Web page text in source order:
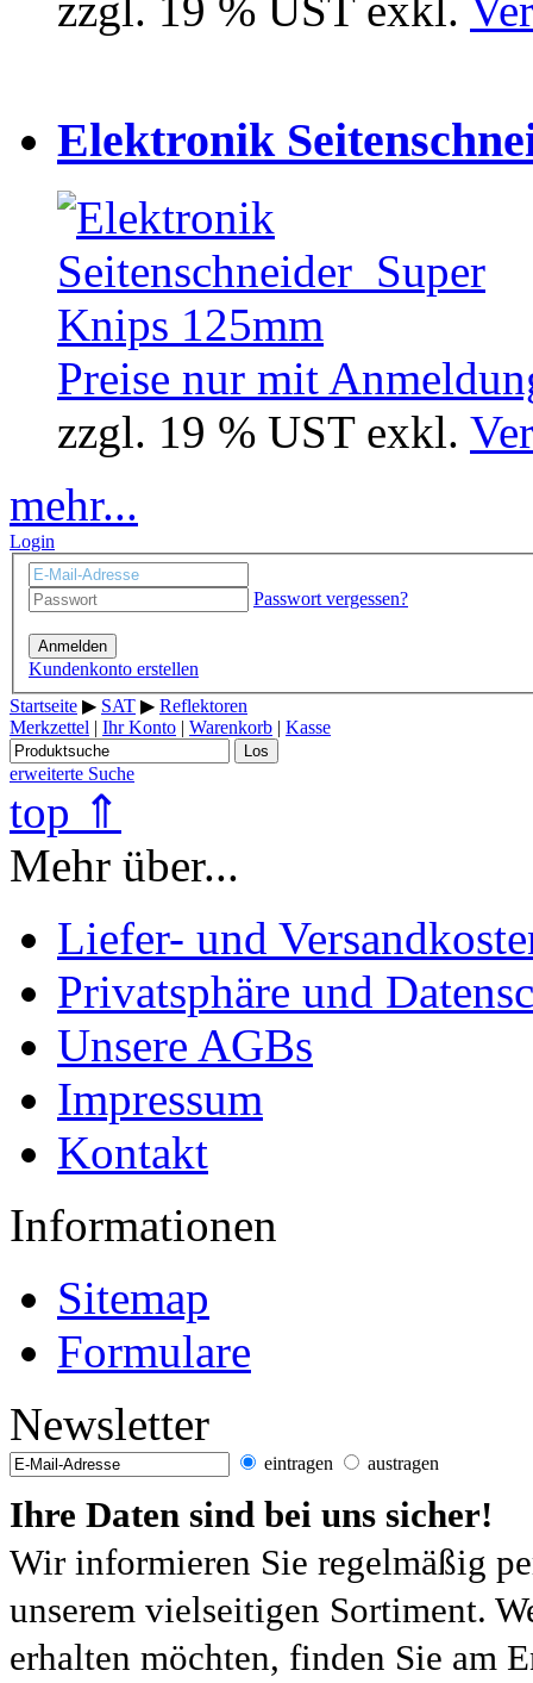
Elektronik
Preise nur mit
zzgl. 19 % UST exkl.
mehr...
Login
Passwort vergessen?
Anmelden
Kundenkonto erstellen
Startseite ▶ SAT ▶ Reflektoren
Merkzettel | Ihr Konto | Warenkorb | Kasse
Los
erweiterte Suche
top ⇑
Mehr über...
Liefer- und
Privatsphäre und
Unsere AGBs
Impressum
Kontakt
Informationen
Sitemap
Formulare
Newsletter
eintragen austragen
Ihre Daten sind bei uns sicher!
Wir informieren Sie regelmäßig
unserem vielseitigen Sortiment.
erhalten möchten, finden Sie am